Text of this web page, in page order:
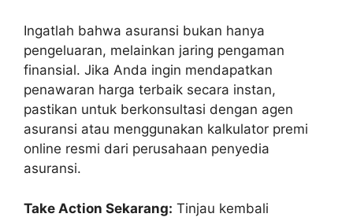
Ingatlah bahwa asuransi bukan hanya
pengeluaran, melainkan jaring pengaman
finansial. Jika Anda ingin mendapatkan
penawaran harga terbaik secara instan,
pastikan untuk berkonsultasi dengan agen
asuransi atau menggunakan kalkulator premi
online resmi dari perusahaan penyedia
asuransi.
Take Action Sekarang: Tinjau kembali